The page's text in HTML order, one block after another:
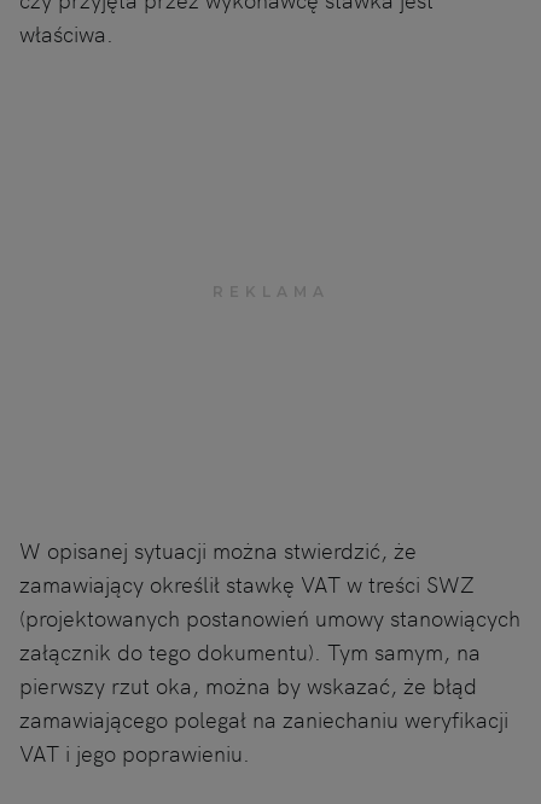
właściwa.
W opisanej sytuacji można stwierdzić, że
zamawiający określił stawkę VAT w treści SWZ
(projektowanych postanowień umowy stanowiących
załącznik do tego dokumentu). Tym samym, na
pierwszy rzut oka, można by wskazać, że błąd
zamawiającego polegał na zaniechaniu weryfikacji
VAT i jego poprawieniu.